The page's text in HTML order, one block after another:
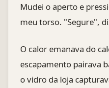
Mudei o aperto e
meu torso. "Segure",
O calor emanava do
escapamento pairava
o vidro da loja